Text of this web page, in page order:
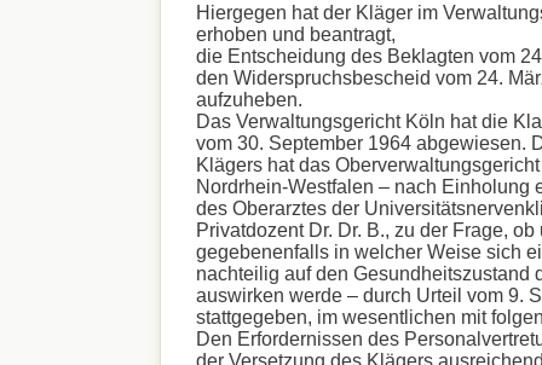
Hiergegen hat der Kläger im
erhoben und beantragt,
die Entscheidung des Beklagten vom
den Widerspruchsbescheid vom 24.
aufzuheben.
Das Verwaltungsgericht Köln hat die
vom 30. September 1964 abgewiesen.
Klägers hat das
Nordrhein-Westfalen – nach Einholung
des Oberarztes der
Privatdozent Dr. Dr. B., zu der Frage, ob
gegebenenfalls in welcher Weise sich
nachteilig auf den Gesundheitszustand
auswirken werde – durch Urteil vom 9.
stattgegeben, im wesentlichen mit
Den Erfordernissen des